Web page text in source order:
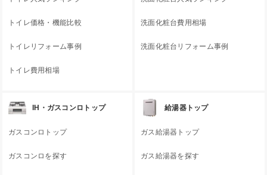
トイレ価格・機能比較
トイレリフォーム事例
トイレ費用相場
洗面化粧台費用相場
洗面化粧台リフォーム事例
IH・ガスコンロトップ
ガスコンロトップ
ガスコンロを探す
給湯器トップ
ガス給湯器トップ
ガス給湯器を探す